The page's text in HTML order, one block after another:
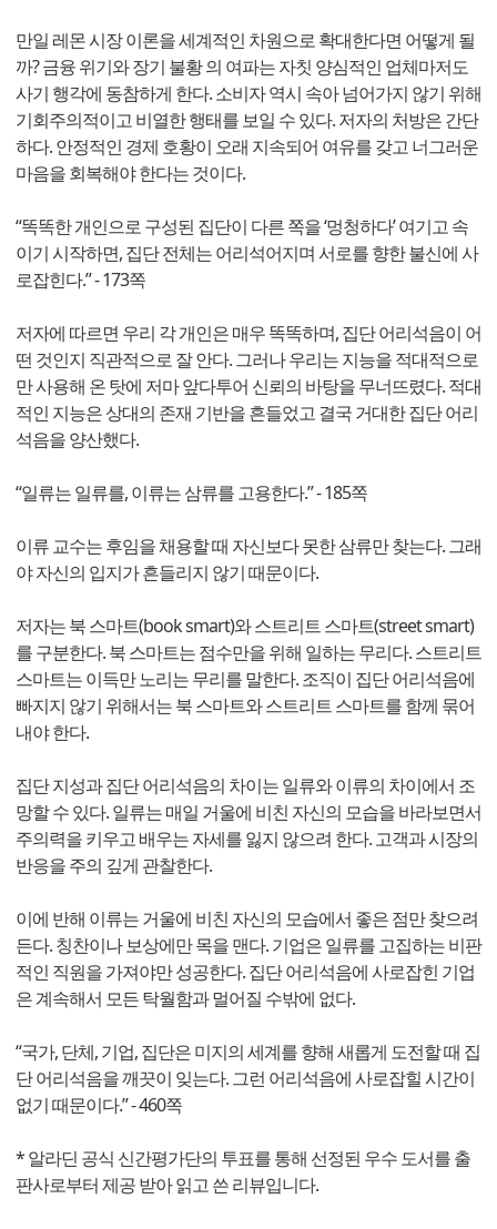
만일 레몬 시장 이론을 세계적인 차원으로 확대한다면 어떻게 될
까? 금융 위기와 장기 불황 의 여파는 자칫 양심적인 업체마저도
사기 행각에 동참하게 한다. 소비자 역시 속아 넘어가지 않기 위해
기회주의적이고 비열한 행태를 보일 수 있다. 저자의 처방은 간단
하다. 안정적인 경제 호황이 오래 지속되어 여유를 갖고 너그러운
마음을 회복해야 한다는 것이다.
“똑똑한 개인으로 구성된 집단이 다른 쪽을 ‘멍청하다’ 여기고 속
이기 시작하면, 집단 전체는 어리석어지며 서로를 향한 불신에 사
로잡힌다.” - 173쪽
저자에 따르면 우리 각 개인은 매우 똑똑하며, 집단 어리석음이 어
떤 것인지 직관적으로 잘 안다. 그러나 우리는 지능을 적대적으로
만 사용해 온 탓에 저마 앞다투어 신뢰의 바탕을 무너뜨렸다. 적대
적인 지능은 상대의 존재 기반을 흔들었고 결국 거대한 집단 어리
석음을 양산했다.
“일류는 일류를, 이류는 삼류를 고용한다.” - 185쪽
이류 교수는 후임을 채용할 때 자신보다 못한 삼류만 찾는다. 그래
야 자신의 입지가 흔들리지 않기 때문이다.
저자는 북 스마트(book smart)와 스트리트 스마트(street smart)
를 구분한다. 북 스마트는 점수만을 위해 일하는 무리다. 스트리트
스마트는 이득만 노리는 무리를 말한다. 조직이 집단 어리석음에
빠지지 않기 위해서는 북 스마트와 스트리트 스마트를 함께 묶어
내야 한다.
집단 지성과 집단 어리석음의 차이는 일류와 이류의 차이에서 조
망할 수 있다. 일류는 매일 거울에 비친 자신의 모습을 바라보면서
주의력을 키우고 배우는 자세를 잃지 않으려 한다. 고객과 시장의
반응을 주의 깊게 관찰한다.
이에 반해 이류는 거울에 비친 자신의 모습에서 좋은 점만 찾으려
든다. 칭찬이나 보상에만 목을 맨다. 기업은 일류를 고집하는 비판
적인 직원을 가져야만 성공한다. 집단 어리석음에 사로잡힌 기업
은 계속해서 모든 탁월함과 멀어질 수밖에 없다.
“국가, 단체, 기업, 집단은 미지의 세계를 향해 새롭게 도전할 때 집
단 어리석음을 깨끗이 잊는다. 그런 어리석음에 사로잡힐 시간이
없기 때문이다.” - 460쪽
* 알라딘 공식 신간평가단의 투표를 통해 선정된 우수 도서를 출
판사로부터 제공 받아 읽고 쓴 리뷰입니다.